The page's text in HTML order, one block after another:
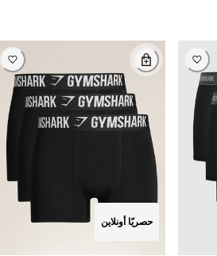
حصريًا أونلاين